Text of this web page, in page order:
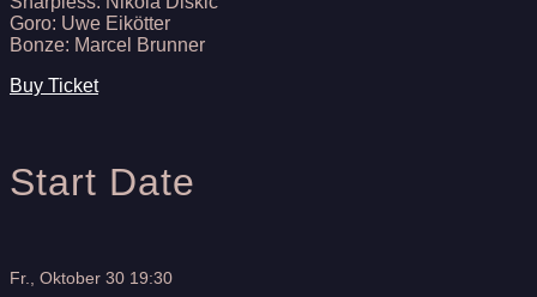
Goro: Uwe Eikötter
Bonze: Marcel Brunner
Buy Ticket
Start Date
Fr., Oktober 30 19:30